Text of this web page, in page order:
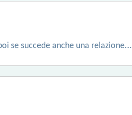
se succede anche una relazione...